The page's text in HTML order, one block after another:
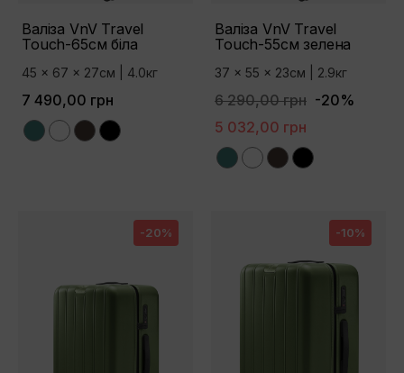
Валіза VnV Travel
Touch-65см біла
45 x 67 x 27см | 4.0кг
7 490,00 грн
GreenWhiteBrownBlack
Валіза VnV Travel
Touch-55см зелена
37 x 55 x 23см | 2.9кг
6 290,00 грн -20%
5 032,00 грн
GreenWhiteBrownBlack
-20% -10%